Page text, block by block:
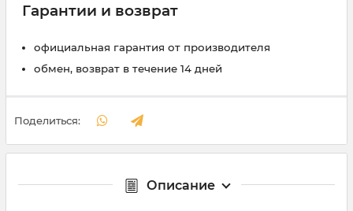
Гарантии и возврат
официальная гарантия от производителя
обмен, возврат в течение 14 дней
Поделиться:
Описание